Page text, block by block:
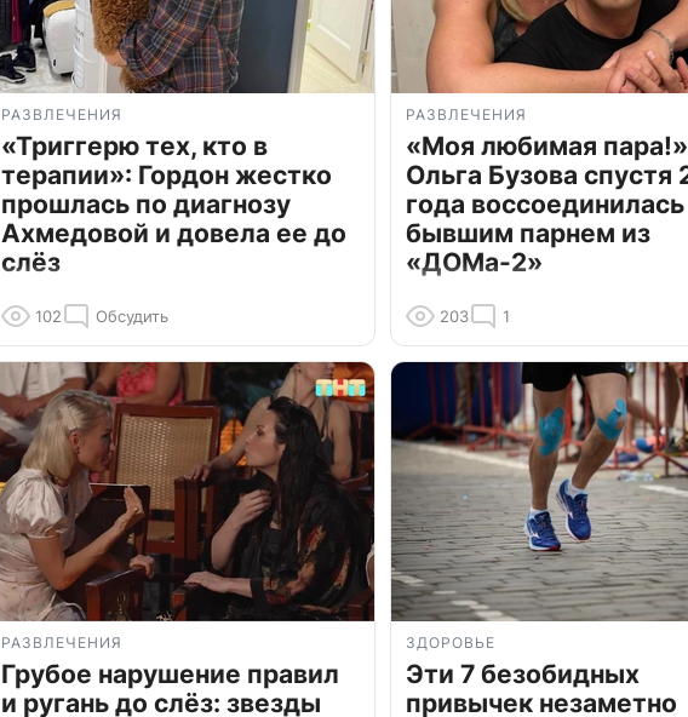
РАЗВЛЕЧЕНИЯ
«Триггерю тех, кто в
терапии»: Гордон жестко
прошлась по диагнозу
Ахмедовой и довела ее до
слёз
102 Обсудить
РАЗВЛЕЧЕНИЯ
«Моя любимая
Ольга Бузова спустя
года
бывшим парнем из
«ДОМа-2»
203 1
РАЗВЛЕЧЕНИЯ
Грубое нарушение правил
и ругань до слёз: звезды
ЗДОРОВЬЕ
Эти 7 безобидных
привычек незаметно